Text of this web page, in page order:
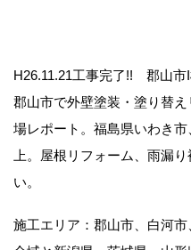
H26.11.21工事完了!! 郡山市
郡山市で外壁塗装・塗り替
場レポート。福島県いわき
上。屋根リフォーム、雨漏
い。
施工エリア：郡山市、白河